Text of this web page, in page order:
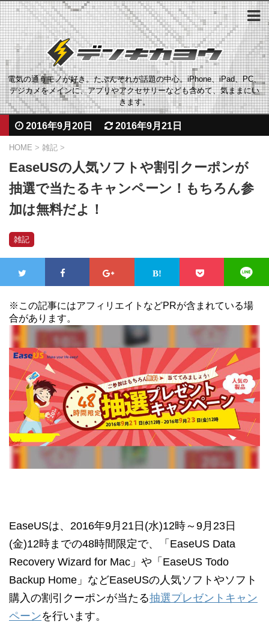
電気の通うモノが好き。たぶんそれが話題の中心。iPhone、iPad、PC、
デジカメをメインに、アプリやアクセサリーなども含めて、気ままにい
きます。
2016年9月20日 2016年9月21日
HOME > 雑記 >
EaseUSの人気ソフトや割引クーポンが
抽選で当たるキャンペーン！もちろん参
加は無料だよ！
雑記
※この記事にはアフィリエイトなどPRが含まれている場
合があります。
EaseUSは、2016年9月21日(水)12時～9月23日
(金)12時までの48時間限定で、「EaseUS Data
Recovery Wizard for Mac」や「EaseUS Todo
Backup Home」などEaseUSの人気ソフトやソフト
購入の割引クーポンが当たる抽選プレゼントキャン
ペーンを行います。